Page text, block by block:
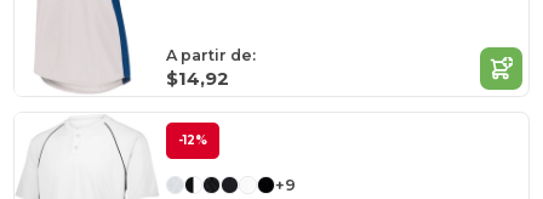
A partir de:
$14,92
-12%
+9